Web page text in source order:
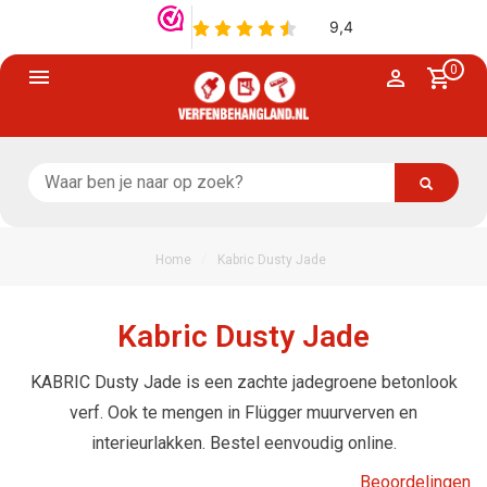
0
Home Kabric Dusty Jade
Kabric Dusty Jade
KABRIC Dusty Jade is een zachte jadegroene betonlook
verf. Ook te mengen in Flügger muurverven en
interieurlakken. Bestel eenvoudig online.
Beoordelingen